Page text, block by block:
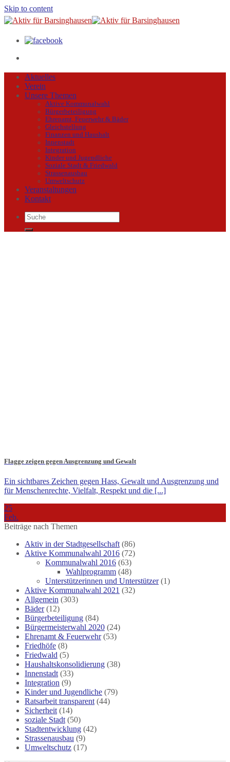
Skip to content
Aktuelles
Verein
Unsere Themen
Aktive Kommunalwahl
Bürgerbeteiligung
Ehrenamt, Feuerwehr & Bäder
Gleichstellung
Finanzen und Haushalt
Innenstadt
Integration
Kinder und Jugendliche
Soziale Stadt & Friedwald
Strassenausbau
Umweltschutz
Veranstaltungen
Kontakt
Flagge zeigen gegen Ausgrenzung und Gewalt
Ein sichtbares Zeichen gegen Hass, Gewalt und Ausgrenzung und
für Menschenrechte, Vielfalt, Respekt und die [...]
25
Feb.
Beiträge nach Themen
Aktiv in der Stadtgesellschaft (86)
Aktive Kommunalwahl 2016 (72)
Kommunalwahl 2016 (63)
Wahlprogramm (48)
Unterstützerinnen und Unterstützer(1)
Aktive Kommunalwahl 2021 (32)
Allgemein (303)
Bäder(12)
Bürgerbeteiligung (84)
Bürgermeisterwahl 2020 (24)
Ehrenamt & Feuerwehr(53)
Friedhöfe (8)
Friedwald (5)
Haushaltskonsolidierung (38)
Innenstadt (33)
Integration (9)
Kinder und Jugendliche (79)
Ratsarbeit transparent (44)
Sicherheit (14)
soziale Stadt (50)
Stadtentwicklung (42)
Strassenausbau (9)
Umweltschutz (17)